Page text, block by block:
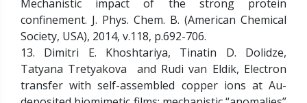
Mechanistic impact of the strong protein
confinement. J. Phys. Chem. B. (American Chemical
Society, USA), 2014, v.118, p.692-706.
13. Dimitri E. Khoshtariya, Tinatin D. Dolidze,
Tatyana Tretyakova and Rudi van Eldik, Electron
transfer with self-assembled copper ions at Au-